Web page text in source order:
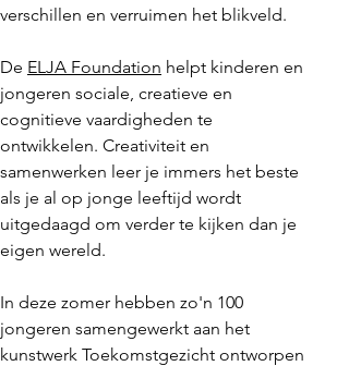
verschillen en verruimen het blikveld.
De ELJA Foundation helpt kinderen en
jongeren sociale, creatieve en
cognitieve vaardigheden te
ontwikkelen. Creativiteit en
samenwerken leer je immers het beste
als je al op jonge leeftijd wordt
uitgedaagd om verder te kijken dan je
eigen wereld.
In deze zomer hebben zo'n 100
jongeren samengewerkt aan het
kunstwerk Toekomstgezicht ontworpen